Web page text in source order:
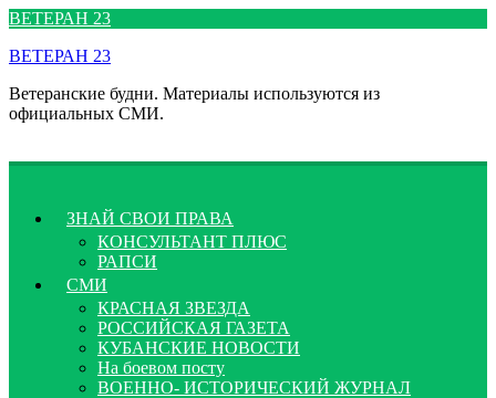
Перейти
содержимому
ВЕТЕРАН 23
ВЕТЕРАН 23
Ветеранские будни. Материалы используются из
официальных СМИ.
ЗНАЙ СВОИ ПРАВА
КОНСУЛЬТАНТ ПЛЮС
РАПСИ
СМИ
КРАСНАЯ ЗВЕЗДА
РОССИЙСКАЯ ГАЗЕТА
КУБАНСКИЕ НОВОСТИ
На боевом посту
ВОЕННО- ИСТОРИЧЕСКИЙ ЖУРНАЛ